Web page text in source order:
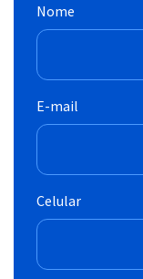
Nome
E-mail
Celular